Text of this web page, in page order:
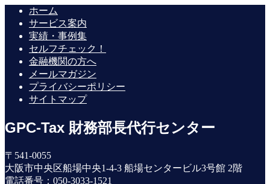
ホーム
サービス案内
実績・事例集
セルフチェック！
金融機関の方へ
メールマガジン
プライバシーポリシー
サイトマップ
GPC-Tax 財務部長代行センター
〒541-0055
大阪市中央区船場中央1-4-3 船場センタービル3号館 2階
電話番号：050-3033-1521